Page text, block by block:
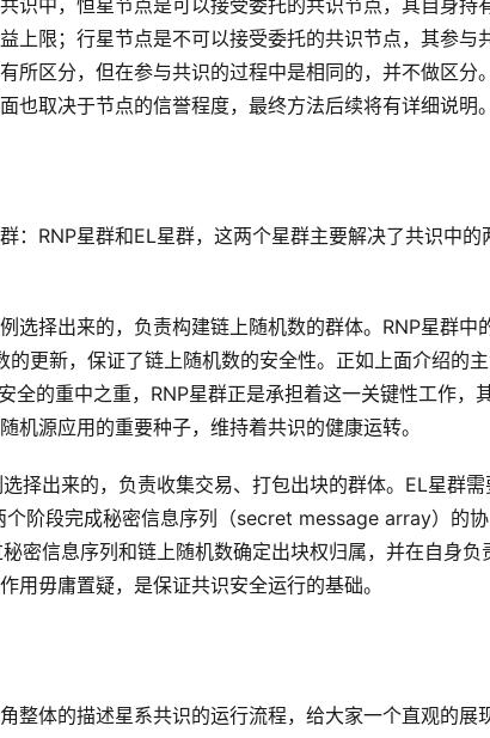
识中，恒星节点是可以接受委托的共识节点，其自身持
上限；行星节点是不可以接受委托的共识节点，其参与
所区分，但在参与共识的过程中是相同的，并不做区分
取决于节点的信誉程度，最终方法后续将有详细说明。
：RNP星群和EL星群，这两个星群主要解决了共识中的
选择出来的，负责构建链上随机数的群体。RNP星群中
更新，保证了链上随机数的安全性。正如上面介绍的
全的重中之重，RNP星群正是承担着这一关键性工作，
源应用的重要种子，维持着共识的健康运转。
择出来的，负责收集交易、打包出块的群体。EL星群需
阶段完成秘密信息序列（secret message array）的协
密信息序列和链上随机数确定出块权归属，并在自身负
毋庸置疑，是保证共识安全运行的基础。
体的描述星系共识的运行流程，给大家一个直观的展现